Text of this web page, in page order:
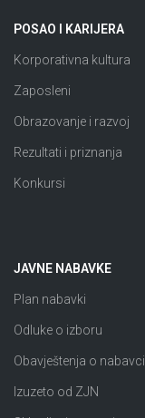
POSAO I KARIJERA
Korporativna kultura
Zaposleni
Obrazovanje i razvoj
Rezultati i priznanja
Konkursi
JAVNE NABAVKE
Plan nabavki
Odluke o izboru
Obavještenja o nabavci
Izuzeto od ZJN